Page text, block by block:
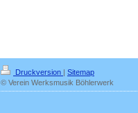
Druckversion | Sitemap
© Verein Werksmusik Böhlerwerk